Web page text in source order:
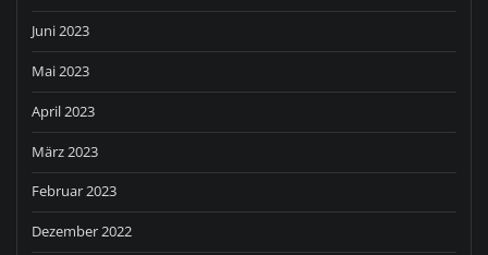
Juni 2023
Mai 2023
April 2023
März 2023
Februar 2023
Dezember 2022